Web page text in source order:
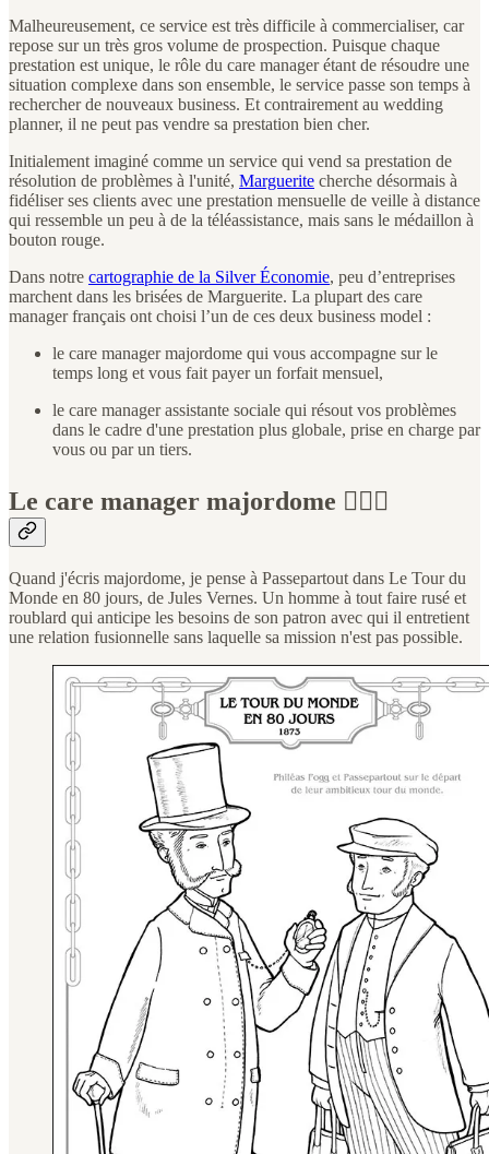
Malheureusement, ce service est très difficile à commercialiser, car
repose sur un très gros volume de prospection. Puisque chaque
prestation est unique, le rôle du care manager étant de résoudre une
situation complexe dans son ensemble, le service passe son temps à
rechercher de nouveaux business. Et contrairement au wedding
planner, il ne peut pas vendre sa prestation bien cher.
Initialement imaginé comme un service qui vend sa prestation de
résolution de problèmes à l'unité, Marguerite cherche désormais à
fidéliser ses clients avec une prestation mensuelle de veille à distance
qui ressemble un peu à de la téléassistance, mais sans le médaillon à
bouton rouge.
Dans notre cartographie de la Silver Économie, peu d’entreprises
marchent dans les brisées de Marguerite. La plupart des care
manager français ont choisi l’un de ces deux business model :
le care manager majordome qui vous accompagne sur le
temps long et vous fait payer un forfait mensuel,
le care manager assistante sociale qui résout vos problèmes
dans le cadre d'une prestation plus globale, prise en charge par
vous ou par un tiers.
Le care manager majordome 🦸🏻‍♂️
Quand j'écris majordome, je pense à Passepartout dans Le Tour du
Monde en 80 jours, de Jules Vernes. Un homme à tout faire rusé et
roublard qui anticipe les besoins de son patron avec qui il entretient
une relation fusionnelle sans laquelle sa mission n'est pas possible.